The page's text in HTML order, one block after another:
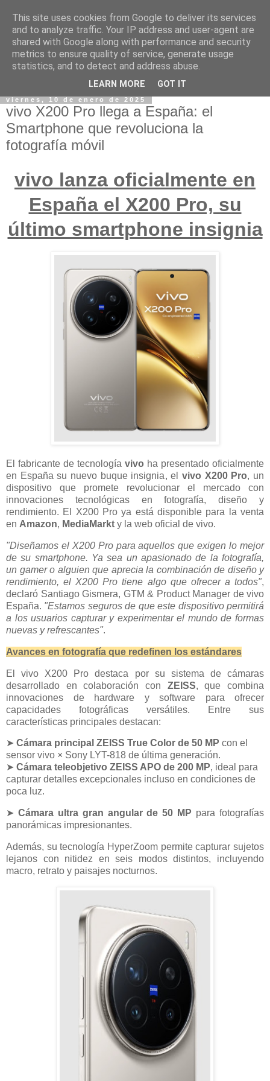
viernes, 10 de enero de 2025
vivo X200 Pro llega a España: el
Smartphone que revoluciona la
fotografía móvil
vivo lanza oficialmente en
España el X200 Pro, su
último smartphone insignia
El fabricante de tecnología vivo ha presentado oficialmente
en España su nuevo buque insignia, el vivo X200 Pro, un
dispositivo que promete revolucionar el mercado con
innovaciones tecnológicas en fotografía, diseño y
rendimiento. El X200 Pro ya está disponible para la venta
en Amazon, MediaMarkt y la web oficial de vivo.
"Diseñamos el X200 Pro para aquellos que exigen lo mejor
de su smartphone. Ya sea un apasionado de la fotografía,
un gamer o alguien que aprecia la combinación de diseño y
rendimiento, el X200 Pro tiene algo que ofrecer a todos",
declaró Santiago Gismera, GTM & Product Manager de vivo
España. "Estamos seguros de que este dispositivo permitirá
a los usuarios capturar y experimentar el mundo de formas
nuevas y refrescantes".
Avances en fotografía que redefinen los estándares
El vivo X200 Pro destaca por su sistema de cámaras
desarrollado en colaboración con ZEISS, que combina
innovaciones de hardware y software para ofrecer
capacidades fotográficas versátiles. Entre sus
características principales destacan:
➤ Cámara principal ZEISS True Color de 50 MP con el
sensor vivo × Sony LYT-818 de última generación.
➤ Cámara teleobjetivo ZEISS APO de 200 MP, ideal para
capturar detalles excepcionales incluso en condiciones de
poca luz.
➤ Cámara ultra gran angular de 50 MP para fotografías
panorámicas impresionantes.
Además, su tecnología HyperZoom permite capturar sujetos
lejanos con nitidez en seis modos distintos, incluyendo
macro, retrato y paisajes nocturnos.
This site uses cookies from Google to deliver its services
and to analyze traffic. Your IP address and user-agent are
shared with Google along with performance and security
metrics to ensure quality of service, generate usage
statistics, and to detect and address abuse.
LEARN MORE GOT IT